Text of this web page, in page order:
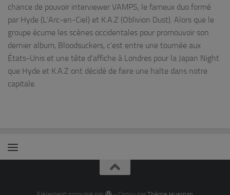
chance de pouvoir interviewer VAMPS, le fameux duo formé
par Hyde (L’Arc-en-Ciel) et K.A.Z (Oblivion Dust). Alors que le
groupe écume les scènes occidentales pour promouvoir son
dernier album, Bloodsuckers, c’est entre une tournée aux
États-Unis et une tête d’affiche à Londres pour la Japan Night
que Hyde et K.A.Z ont décidé de faire une halte dans notre
capitale.